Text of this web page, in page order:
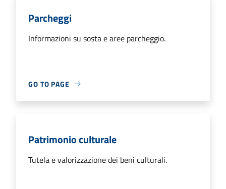
Parcheggi
Informazioni su sosta e aree parcheggio.
GO TO PAGE
Patrimonio culturale
Tutela e valorizzazione dei beni culturali.